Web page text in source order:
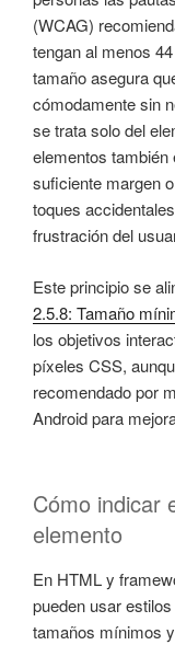
(WCAG)
tengan al menos
tamaño asegura
cómodamente sin
se trata solo del
elementos también
suficiente margen
toques
frustración del
Este principio se
2.5.8: Tamaño
los objetivos
píxeles CSS,
recomendado por
Android para
Cómo indicar
elemento
En HTML y
pueden usar
tamaños mínimos